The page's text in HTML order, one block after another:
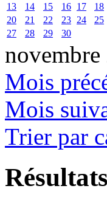
13
14 15 16 17 18
20
21 22 23 24 25
27
28 29 30
novembre
Mois
Mois
Trier par